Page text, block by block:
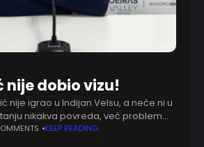
nije dobio vizu!
nije igrao u Indijan Velsu, a neće ni u
nikakva povreda, već problem
on nije dobio vizu za Sjedinjene
KEEP READING